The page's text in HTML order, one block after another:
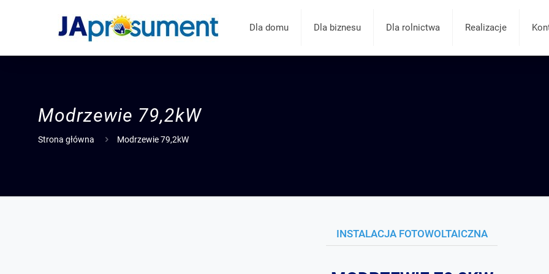
Dla domu Dla biznesu Dla rolnictwa Realizacje
Modrzewie 79,2kW
Strona główna Modrzewie 79,2kW
INSTALACJA FOTOWOLTAICZNA